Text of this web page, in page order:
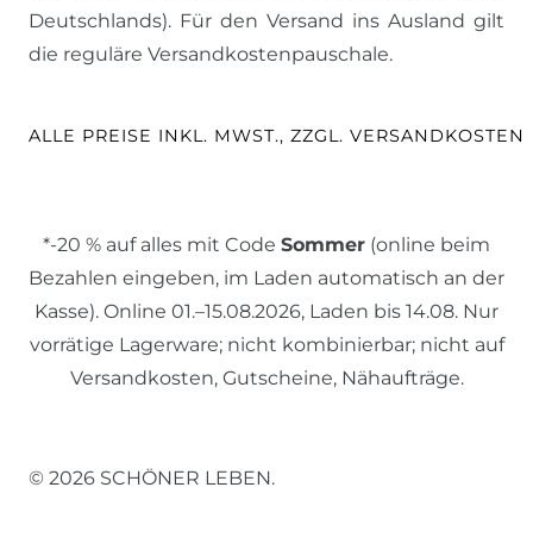
Deutschlands). Für den Versand ins Ausland gilt
die reguläre Versandkostenpauschale.
ALLE PREISE INKL. MWST., ZZGL. VERSANDKOSTEN
*-20 % auf alles mit Code Sommer (online beim
Bezahlen eingeben, im Laden automatisch an der
Kasse). Online 01.–15.08.2026, Laden bis 14.08. Nur
vorrätige Lagerware; nicht kombinierbar; nicht auf
Versandkosten, Gutscheine, Nähaufträge.
© 2026 SCHÖNER LEBEN.